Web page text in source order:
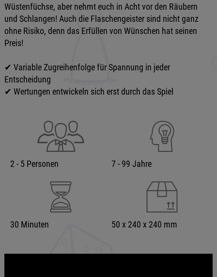
Wüstenfüchse, aber nehmt euch in Acht vor den Räubern
und Schlangen! Auch die Flaschengeister sind nicht ganz
ohne Risiko, denn das Erfüllen von Wünschen hat seinen
Preis!
✔ Variable Zugreihenfolge für Spannung in jeder
Entscheidung
✔ Wertungen entwickeln sich erst durch das Spiel
2 - 5 Personen 7 - 99 Jahre
30 Minuten 50 x 240 x 240 mm